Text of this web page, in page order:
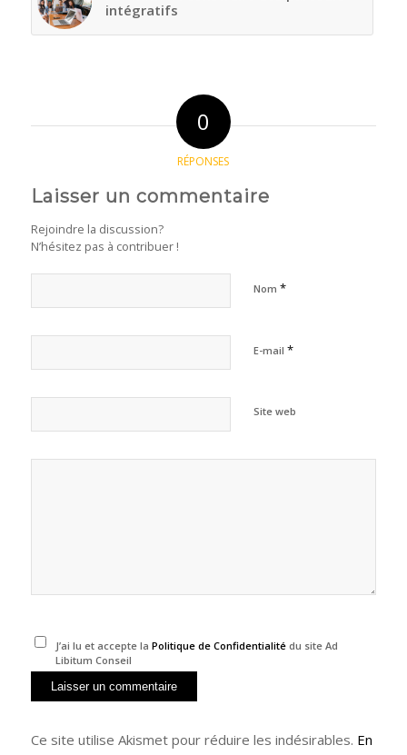
intégratifs
0
RÉPONSES
Laisser un commentaire
Rejoindre la discussion?
N’hésitez pas à contribuer !
Nom *
E-mail *
Site web
J’ai lu et accepte laPolitique de Confidentialité du site Ad
Libitum Conseil
Ce site utilise Akismet pour réduire les indésirables. En